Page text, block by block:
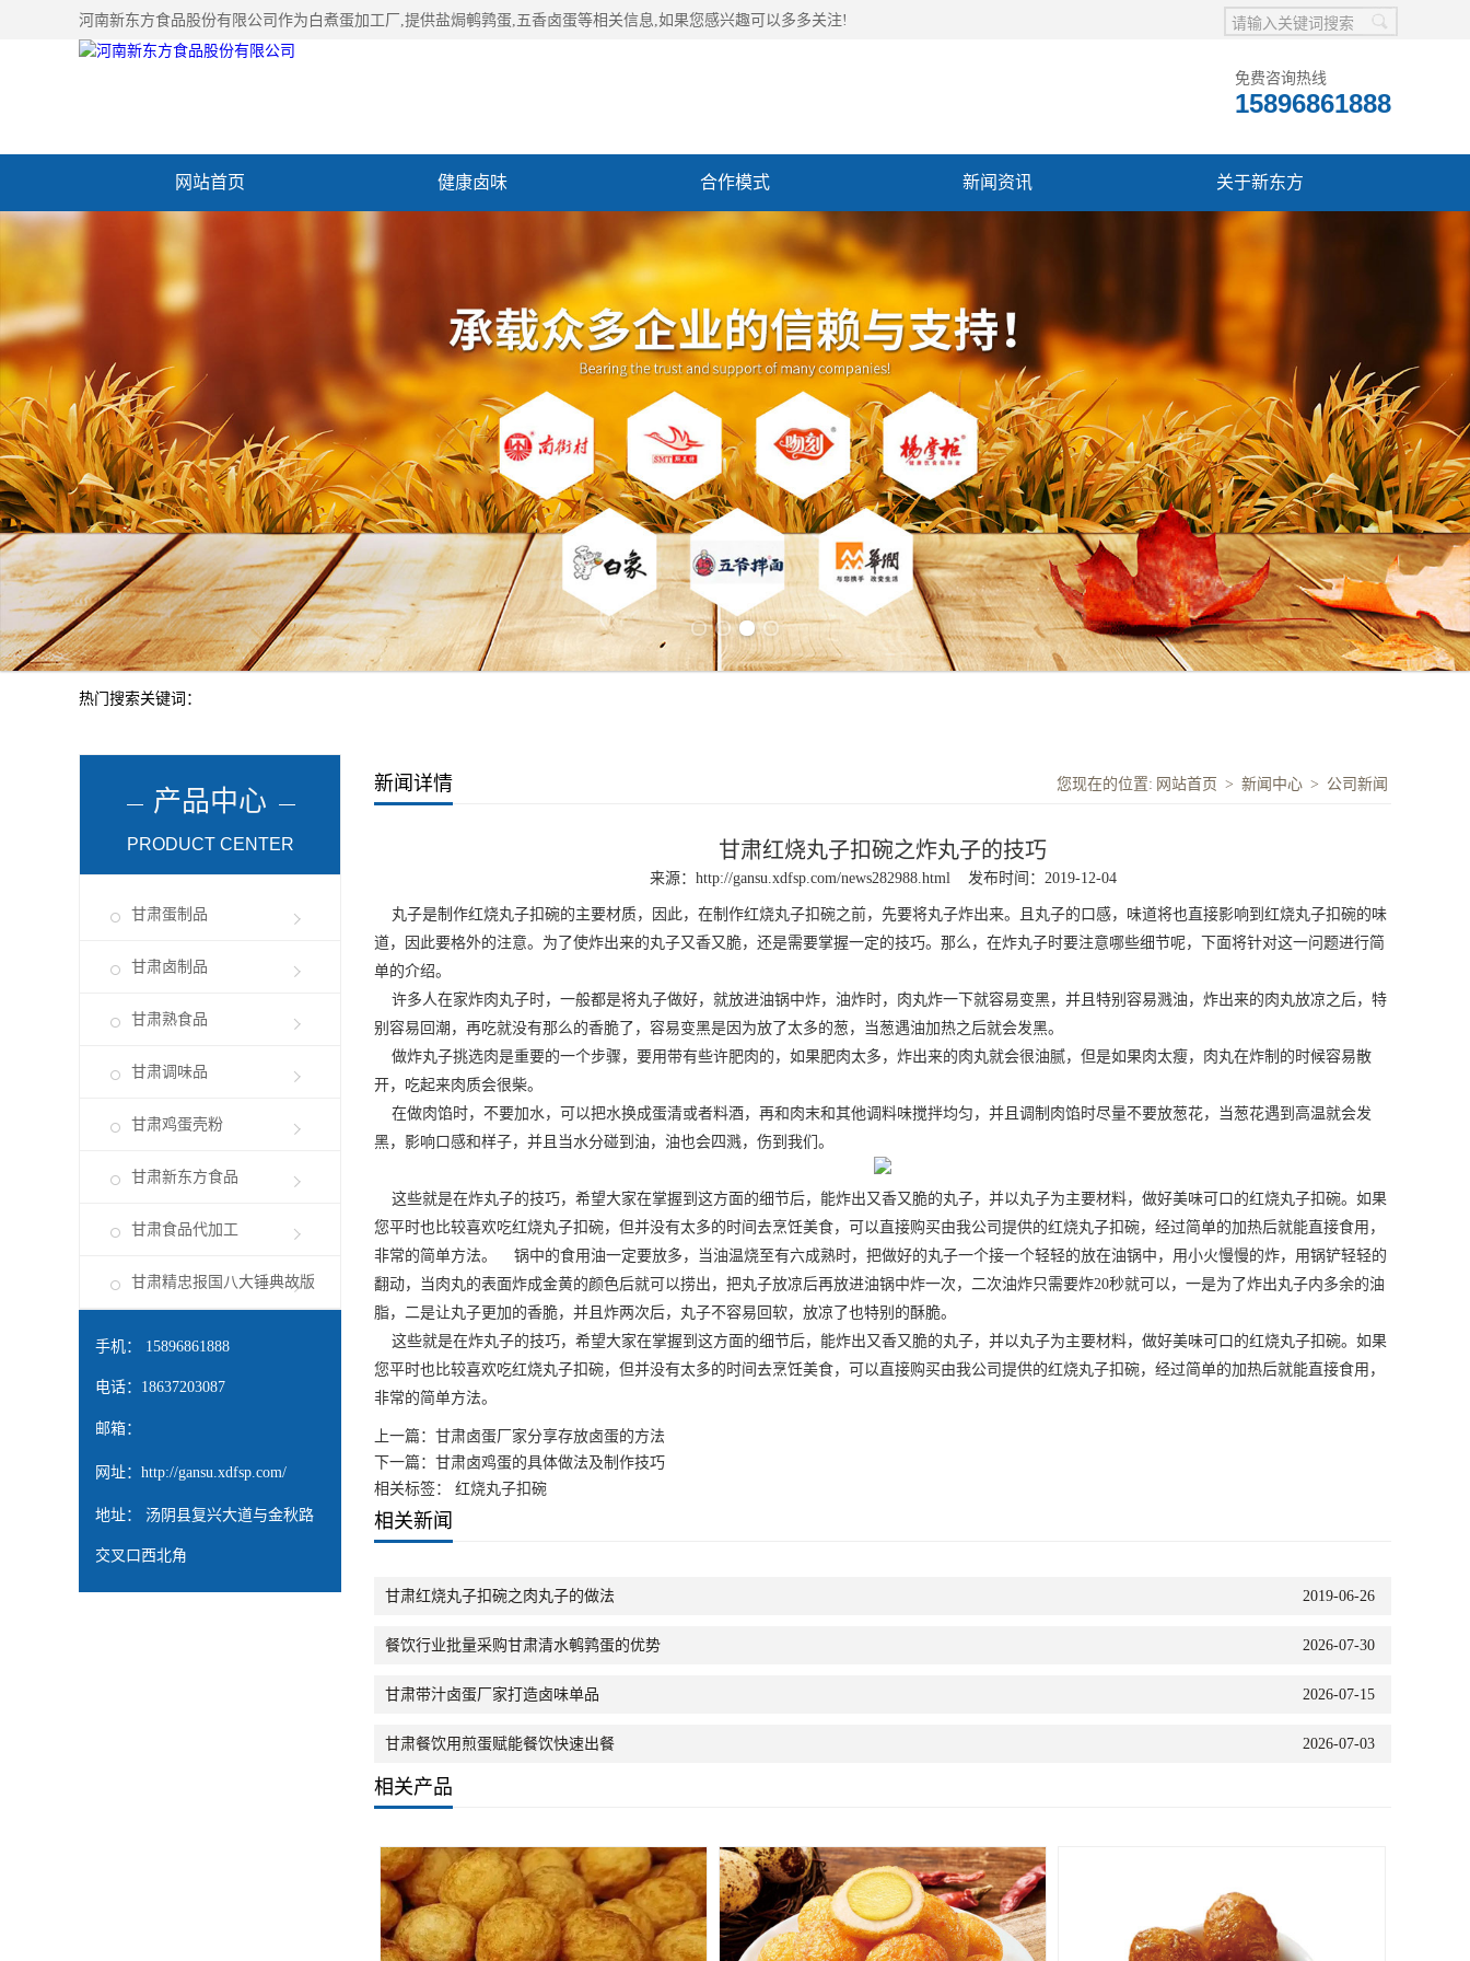
河南新东方食品股份有限公司作为 白煮蛋加工厂 ,提供盐焗鹌鹑蛋,五香卤蛋等相关信息,如果您感兴趣可以多多关注!
免费咨询热线
15896861888
网站首页 健康卤味 合作模式 新闻资讯 关于新东方
热门搜索关键词：
产品中心
PRODUCT CENTER
甘肃蛋制品
甘肃卤制品
甘肃熟食品
甘肃调味品
甘肃鸡蛋壳粉
甘肃新东方食品
甘肃食品代加工
甘肃精忠报国八大锤典故版
手机： 15896861888
电话：18637203087
邮箱：
网址： http://gansu.xdfsp.com/
地址： 汤阴县复兴大道与金秋路
交叉口西北角
新闻详情 您现在的位置: 网站首页 > 新闻中心 > 公司新闻
甘肃红烧丸子扣碗之炸丸子的技巧
来源： http://gansu.xdfsp.com/news282988.html 发布时间：2019-12-04
丸子是制作红烧丸子扣碗的主要材质，因此，在制作红烧丸子扣碗之前，先要将丸子炸出来。且丸子的口感，味道将也直接影响到红烧丸子扣碗的味
道，因此要格外的注意。为了使炸出来的丸子又香又脆，还是需要掌握一定的技巧。那么，在炸丸子时要注意哪些细节呢，下面将针对这一问题进行简
单的介绍。
许多人在家炸肉丸子时，一般都是将丸子做好，就放进油锅中炸，油炸时，肉丸炸一下就容易变黑，并且特别容易溅油，炸出来的肉丸放凉之后，特
别容易回潮，再吃就没有那么的香脆了，容易变黑是因为放了太多的葱，当葱遇油加热之后就会发黑。
做炸丸子挑选肉是重要的一个步骤，要用带有些许肥肉的，如果肥肉太多，炸出来的肉丸就会很油腻，但是如果肉太瘦，肉丸在炸制的时候容易散
开，吃起来肉质会很柴。
在做肉馅时，不要加水，可以把水换成蛋清或者料酒，再和肉末和其他调料味搅拌均匀，并且调制肉馅时尽量不要放葱花，当葱花遇到高温就会发
黑，影响口感和样子，并且当水分碰到油，油也会四溅，伤到我们。
这些就是在炸丸子的技巧，希望大家在掌握到这方面的细节后，能炸出又香又脆的丸子，并以丸子为主要材料，做好美味可口的红烧丸子扣碗。如果
您平时也比较喜欢吃红烧丸子扣碗，但并没有太多的时间去烹饪美食，可以直接购买由我公司提供的红烧丸子扣碗，经过简单的加热后就能直接食用，
非常的简单方法。 锅中的食用油一定要放多，当油温烧至有六成熟时，把做好的丸子一个接一个轻轻的放在油锅中，用小火慢慢的炸，用锅铲轻轻的
翻动，当肉丸的表面炸成金黄的颜色后就可以捞出，把丸子放凉后再放进油锅中炸一次，二次油炸只需要炸20秒就可以，一是为了炸出丸子内多余的油
脂，二是让丸子更加的香脆，并且炸两次后，丸子不容易回软，放凉了也特别的酥脆。
这些就是在炸丸子的技巧，希望大家在掌握到这方面的细节后，能炸出又香又脆的丸子，并以丸子为主要材料，做好美味可口的红烧丸子扣碗。如果
您平时也比较喜欢吃红烧丸子扣碗，但并没有太多的时间去烹饪美食，可以直接购买由我公司提供的红烧丸子扣碗，经过简单的加热后就能直接食用，
非常的简单方法。
上一篇： 甘肃卤蛋厂家分享存放卤蛋的方法
下一篇： 甘肃卤鸡蛋的具体做法及制作技巧
相关标签： 红烧丸子扣碗
相关新闻
2019-06-26
甘肃红烧丸子扣碗之肉丸子的做法
2026-07-30
餐饮行业批量采购甘肃清水鹌鹑蛋的优势
2026-07-15
甘肃带汁卤蛋厂家打造卤味单品
2026-07-03
甘肃餐饮用煎蛋赋能餐饮快速出餐
相关产品